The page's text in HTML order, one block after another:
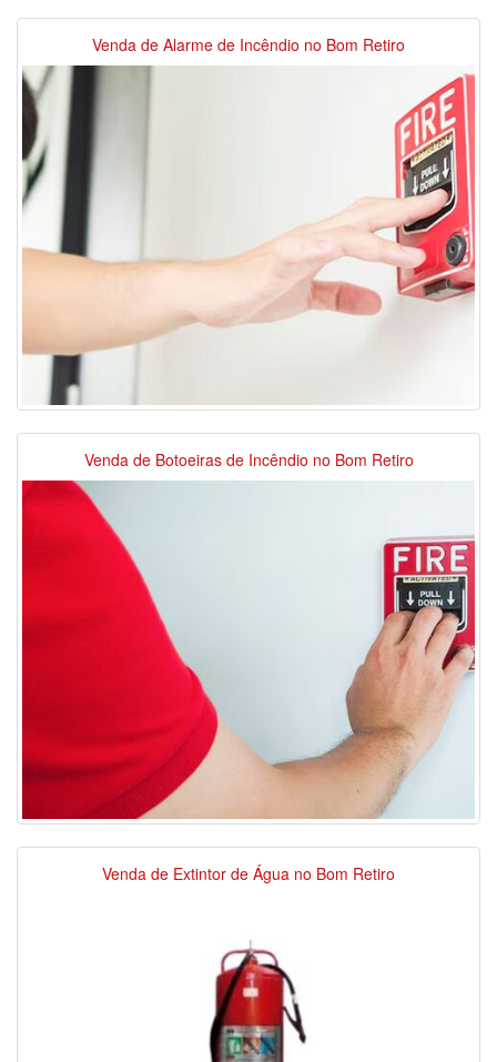
Venda de Alarme de Incêndio no Bom Retiro
Venda de Botoeiras de Incêndio no Bom Retiro
Venda de Extintor de Água no Bom Retiro